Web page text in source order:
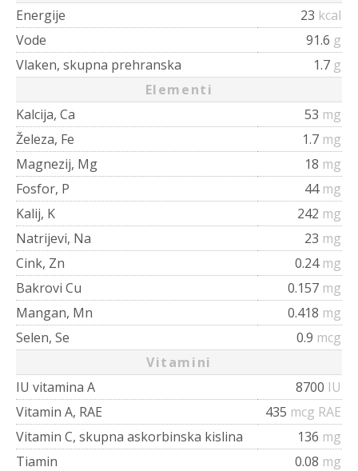
Energije
23 kcal
Vode
91.6 g
Vlaken, skupna prehranska
1.7 g
Elementi
Kalcija, Ca
53 mg
Železa, Fe
1.7 mg
Magnezij, Mg
18 mg
Fosfor, P
44 mg
Kalij, K
242 mg
Natrijevi, Na
23 mg
Cink, Zn
0.24 mg
Bakrovi Cu
0.157 mg
Mangan, Mn
0.418 mg
Selen, Se
0.9 mcg
Vitamini
IU vitamina A
8700 IU
Vitamin A, RAE
435 mcg RAE
Vitamin C, skupna askorbinska kislina
136 mg
Tiamin
0.08 mg